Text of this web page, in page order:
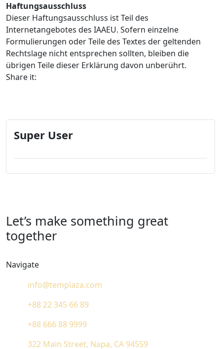
Haftungsausschluss
Dieser Haftungsausschluss ist Teil des
Internetangebotes des IAAEU. Sofern einzelne
Formulierungen oder Teile des Textes der geltenden
Rechtslage nicht entsprechen sollten, bleiben die
übrigen Teile dieser Erklärung davon unberührt.
Share it:
Super User
Let’s make something great
together
Navigate
info@templaza.com
+88 22 345 66 89
+88 666 88 9999
322 Main Street, Napa, CA 94559